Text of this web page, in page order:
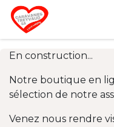
Se rendre au contenu
En construction...
Notre boutique en
sélection de notre
Venez nous rendre